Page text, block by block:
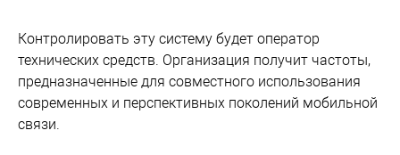
Контролировать эту систему будет оператор
технических средств. Организация получит частоты,
предназначенные для совместного использования
современных и перспективных поколений мобильной
связи.